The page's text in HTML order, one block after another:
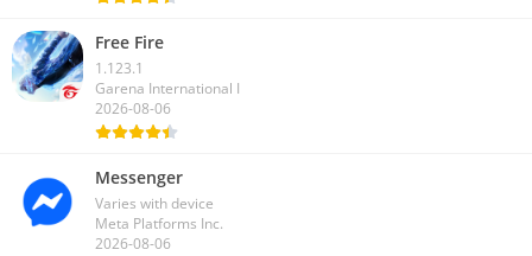
Free Fire
1.123.1
Garena International I
2026-08-06
Messenger
Varies with device
Meta Platforms Inc.
2026-08-06